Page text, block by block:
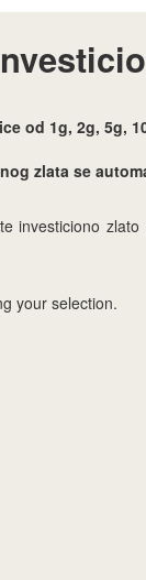
od 1g, 2g, 5g,
zlata se
investiciono
your selection.